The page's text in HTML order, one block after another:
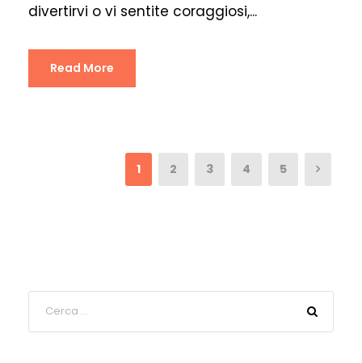
divertirvi o vi sentite coraggiosi,...
Read More
1 2 3 4 5